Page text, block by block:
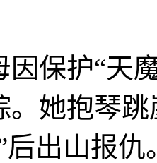
因保护“天
。她抱琴
后出山报